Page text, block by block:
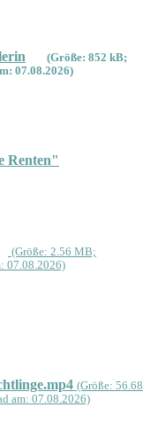
(Größe: 852 kB;
07.08.2026)
Renten"
(Größe: 2.56 MB;
07.08.2026)
(Größe: 56.68
am: 07.08.2026)